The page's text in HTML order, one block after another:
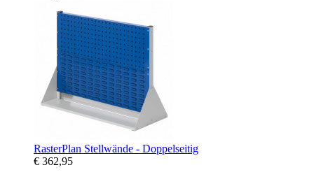
RasterPlan Stellwände - Doppelseitig
€ 362,95